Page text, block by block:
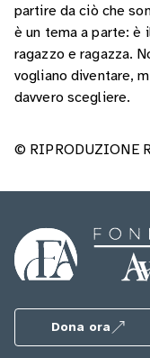
partire da ciò che
è un tema a parte: è
ragazzo e ragazza.
vogliano diventare,
davvero scegliere.
© RIPRODUZIONE
Dona ora